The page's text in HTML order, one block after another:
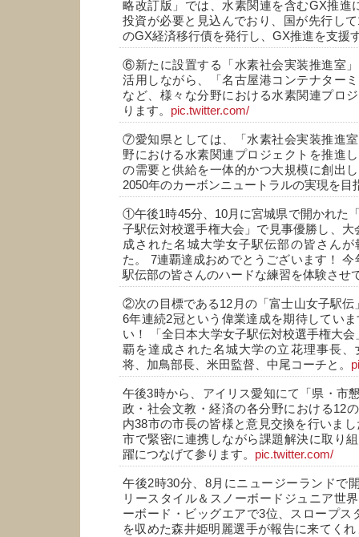
略改訂版」では、水素関連を含むGX推進
投資が必要と見込んでおり、国が先行し
のGX経済移行債を発行し、GX推進を支援
⑥新たに設置する「水素社会実装推進室
活用しながら、「名古屋港コンテナター
など、様々な分野における水素関連プロ
ります。 pic.twitter.com/
⑦愛知県としては、「水素社会実装推進
野における水素関連プロジェクトを推進
の需要と供給を一体的かつ大規模に創出
2050年のカーボンニュートラルの実現を目
①午後1時45分、10月に宮城県で開かれた
子駅伝対校選手権大会」で見事優勝し、大
成された名城大学女子駅伝部の皆さん
た。 7連覇達成おめでとうございます！
駅伝部の皆さんのハードな練習を体験させ
②次の目標である12月の「富士山女子駅伝
6年連続2冠という偉業達成を期待してい
い！ 「全日本大学女子駅伝対校選手権大
覇を達成された名城大学の立花理事長
将、加鳥部長、米田監督、中尾コーチと。
午後3時から、アイリス愛知にて「県・市
政・社会文教・経済の各分野における12
内38市の市長の皆様と意見交換を行いま
市で緊密に連携しながら課題解決に取り
躍につなげて参ります。 pic.twitter.com/
午後2時30分、8月にニュージーランドで
リースタイル＆スノーボードジュニア世
ーボード・ビッグエアで3位、スロープス
を収めた森井姫明麗選手が報告に来てく